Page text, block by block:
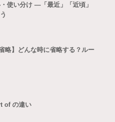
使い分け ―「最近」「近頃」
略】どんな時に省略する？ルー
of の違い